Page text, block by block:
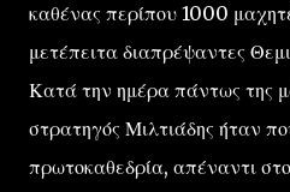
καθένας περίπου 1000
μετέπειτα διαπρέψαντες
Κατά την ημέρα πάντως της
στρατηγός Μιλτιάδης ήταν
πρωτοκαθεδρία, απέναντι